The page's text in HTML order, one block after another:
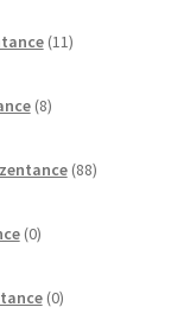
11izdelkov
8izdelkov
88izdelkov
0izdelkov
0izdelkov